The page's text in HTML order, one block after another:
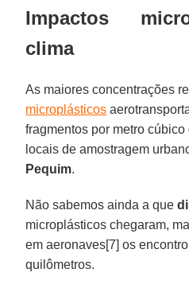
Impactos
clima
As maiores concentrações
microplásticos
fragmentos por metro
locais de amostragem
Pequim.
Não sabemos ainda a que
microplásticos chegaram,
em aeronaves[7] os
quilômetros.